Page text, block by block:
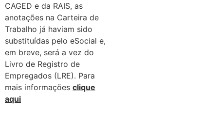
CAGED e da RAIS, as
anotações na Carteira de
Trabalho já haviam sido
substituídas pelo eSocial e,
em breve, será a vez do
Livro de Registro de
Empregados (LRE). Para
mais informações clique
aqui